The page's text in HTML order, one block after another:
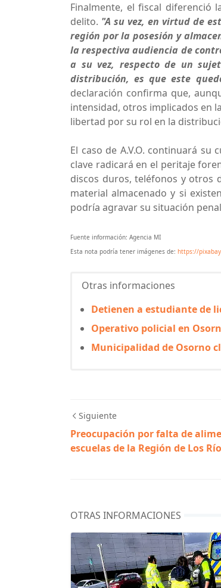
Finalmente, el fiscal diferenció
delito. "A su vez, en virtud de
región por la posesión y
la respectiva audiencia de
a su vez, respecto de un
distribución, es que este
declaración confirma que,
intensidad, otros implicados en
libertad por su rol en la
El caso de A.V.O. continuará
clave radicará en el peritaje
discos duros, teléfonos y otros
material almacenado y si
podría agravar su situación
Fuente información: Agencia MI
Esta nota podría tener imágenes de: https://
Otras informaciones
Detienen a estudiante de
Operativo policial en
Municipalidad de Osorno
Siguiente
Preocupación por falta de
escuelas de la Región de Los
OTRAS INFORMACIONES